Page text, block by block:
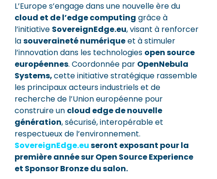
L’Europe s’engage dans une nouvelle ère du
cloud et de l’edge computing grâce à
l’initiative SovereignEdge.eu, visant à renforcer
lasouveraineté numériqueet à stimuler
l’innovation dans les technologies open source
européennes. Coordonnée par OpenNebula
Systems,cette initiative stratégique rassemble
les principaux acteurs industriels et de
recherche de l’Union européenne pour
construire un cloud edge de nouvelle
génération, sécurisé, interopérable et
respectueux de l’environnement.
SovereignEdge.euseront exposant pour la
première année sur Open Source Experience
et Sponsor Bronze du salon.